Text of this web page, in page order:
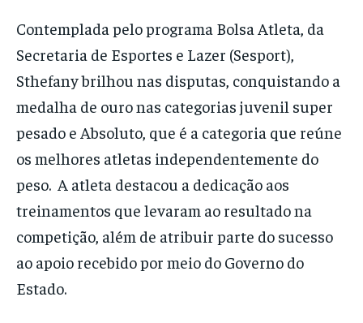
Contemplada pelo programa Bolsa Atleta, da
Secretaria de Esportes e Lazer (Sesport),
Sthefany brilhou nas disputas, conquistando a
medalha de ouro nas categorias juvenil super
pesado e Absoluto, que é a categoria que reúne
os melhores atletas independentemente do
peso. A atleta destacou a dedicação aos
treinamentos que levaram ao resultado na
competição, além de atribuir parte do sucesso
ao apoio recebido por meio do Governo do
Estado.